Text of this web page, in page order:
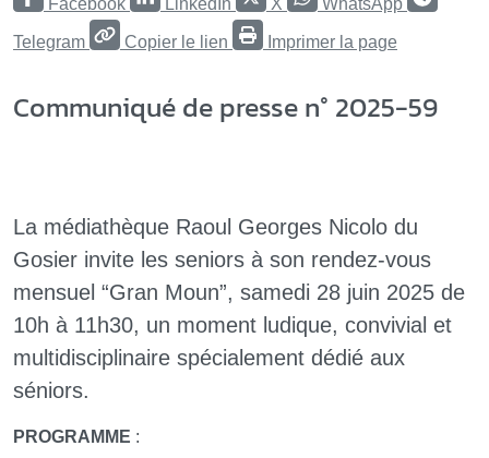
Telegram Copier le lien Imprimer la page
Communiqué de presse n° 2025-59
La médiathèque Raoul Georges Nicolo du
Gosier invite les seniors à son rendez-vous
mensuel “Gran Moun”, samedi 28 juin 2025 de
10h à 11h30, un moment ludique, convivial et
multidisciplinaire spécialement dédié aux
séniors.
PROGRAMME :